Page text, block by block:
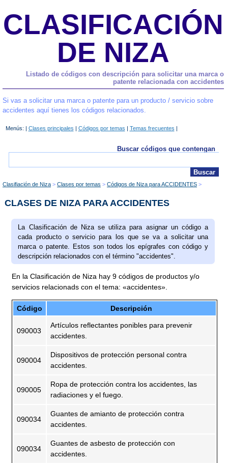
CLASIFICACIÓN
DE NIZA
Listado de códigos con descripción para solicitar una marca o
patente relacionada con accidentes
Si vas a solicitar una marca o patente para un producto / servicio sobre
accidentes aquí tienes los códigos relacionados.
Menús: | Clases principales | Códigos por temas | Temas frecuentes |
Buscar códigos que contengan
Clasifiación de Niza Clases por temas Códigos de Niza para ACCIDENTES
CLASES DE NIZA PARA ACCIDENTES
La Clasificación de Niza se utiliza para asignar un código a
cada producto o servicio para los que se va a solicitar una
marca o patente. Estos son todos los epígrafes con código y
descripción relacionados con el término "accidentes".
En la Clasificación de Niza hay 9 códigos de productos y/o
servicios relacionads con el tema: «accidentes».
Código Descripción
090003
Artículos reflectantes ponibles para prevenir
accidentes.
090004
Dispositivos de protección personal contra
accidentes.
090005
Ropa de protección contra los accidentes, las
radiaciones y el fuego.
090034
Guantes de amianto de protección contra
accidentes.
090034
Guantes de asbesto de protección con
accidentes.